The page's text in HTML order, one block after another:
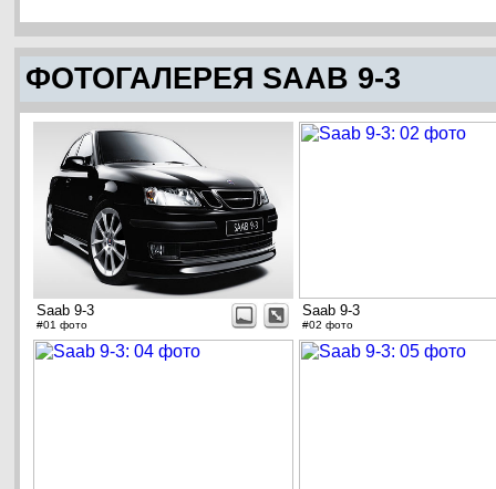
ФОТОГАЛЕРЕЯ SAAB 9-3
Saab 9-3
#01 фото
Saab 9-3
#02 фото